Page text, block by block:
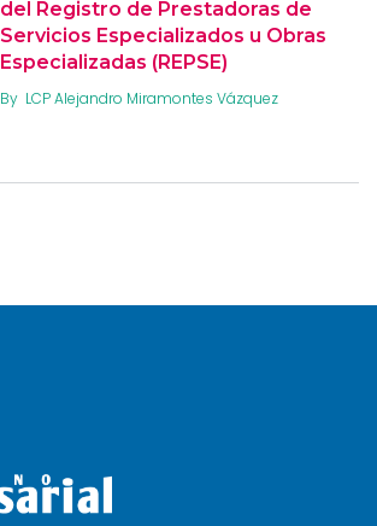
del Registro de Prestadoras de
Servicios Especializados u Obras
Especializadas (REPSE)
By LCP Alejandro Miramontes Vázquez